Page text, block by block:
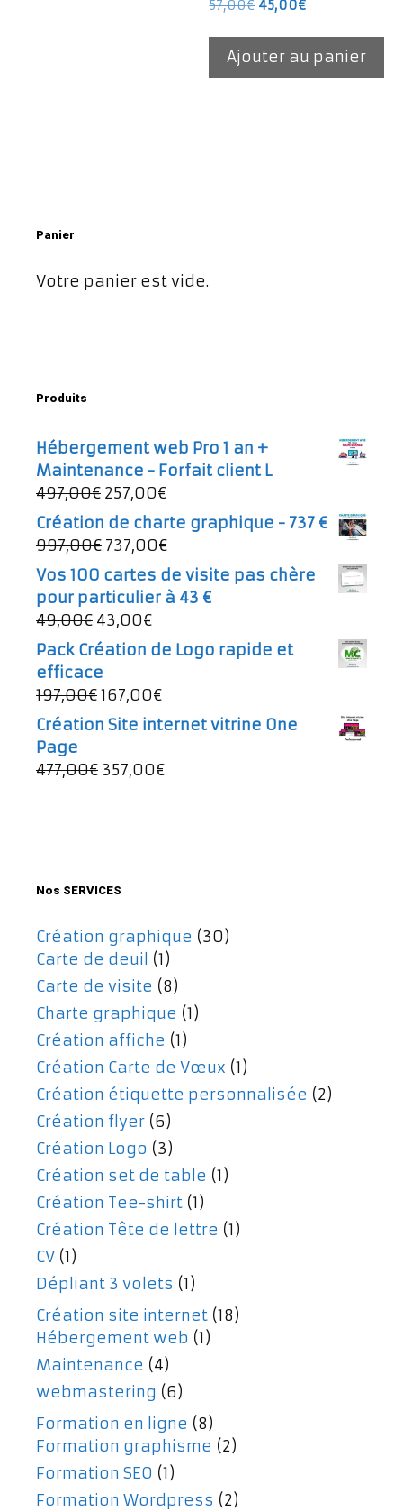
57,00€ Le
initial
était :
57,00€.
45,00€Le
actuel
est :
45,00€.
Ajouter au panier
Panier
Votre panier est vide.
Produits
Hébergement web Pro 1 an +
Maintenance - Forfait client L
497,00€ Le
prix
initial
était :
497,00€.
257,00€Le
prix
actuel
257,00€.
Création de charte graphique - 737 €
997,00€ Le
prix
initial
était :
997,00€.
737,00€Le
prix
actuel
Vos 100 cartes de visite pas chère
pour particulier à 43 €
49,00€ Le
prix
initial
était :
49,00€.
43,00€Le
prix
actuel
est :
Pack Création de Logo rapide et
efficace
197,00€Le
prix
était :
197,00€.
167,00€Le
prix
est :
Création Site internet vitrine One
Page
477,00€ Le
357,00€Le
Nos SERVICES
Création graphique (30)
Carte de deuil (1)
Carte de visite (8)
Charte graphique (1)
Création affiche (1)
Création Carte de Vœux (1)
Création étiquette personnalisée (2)
Création flyer (6)
Création Logo (3)
Création set de table (1)
Création Tee-shirt (1)
Création Tête de lettre (1)
CV (1)
Dépliant 3 volets (1)
Création site internet (18)
Hébergement web (1)
Maintenance (4)
webmastering (6)
Formation en ligne (8)
Formation graphisme (2)
Formation SEO (1)
Formation Wordpress (2)